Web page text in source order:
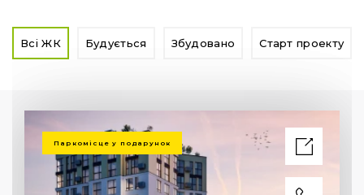
Всі ЖК Будується Збудовано Старт проекту
Паркомісце у подарунок